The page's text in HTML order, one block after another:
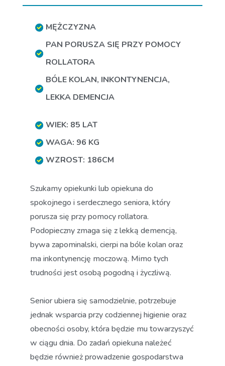
MĘŻCZYZNA
PAN PORUSZA SIĘ PRZY POMOCY
ROLLATORA
BÓLE KOLAN, INKONTYNENCJA,
LEKKA DEMENCJA
WIEK: 85 LAT
WAGA: 96 KG
WZROST: 186CM
Szukamy opiekunki lub opiekuna do
spokojnego i serdecznego seniora, który
porusza się przy pomocy rollatora.
Podopieczny zmaga się z lekką demencją,
bywa zapominalski, cierpi na bóle kolan oraz
ma inkontynencję moczową. Mimo tych
trudności jest osobą pogodną i życzliwą.
Senior ubiera się samodzielnie, potrzebuje
jednak wsparcia przy codziennej higienie oraz
obecności osoby, która będzie mu towarzyszyć
w ciągu dnia. Do zadań opiekuna należeć
będzie również prowadzenie gospodarstwa